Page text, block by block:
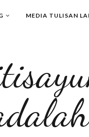
MEDIA TULISAN